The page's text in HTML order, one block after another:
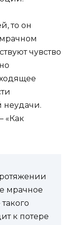
то он
чувство
неудачи.
«Как
мрачное
к потере